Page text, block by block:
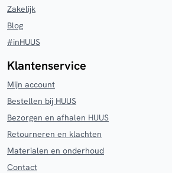
Zakelijk
Blog
#inHUUS
Klantenservice
Mijn account
Bestellen bij HUUS
Bezorgen en afhalen HUUS
Retourneren en klachten
Materialen en onderhoud
Contact